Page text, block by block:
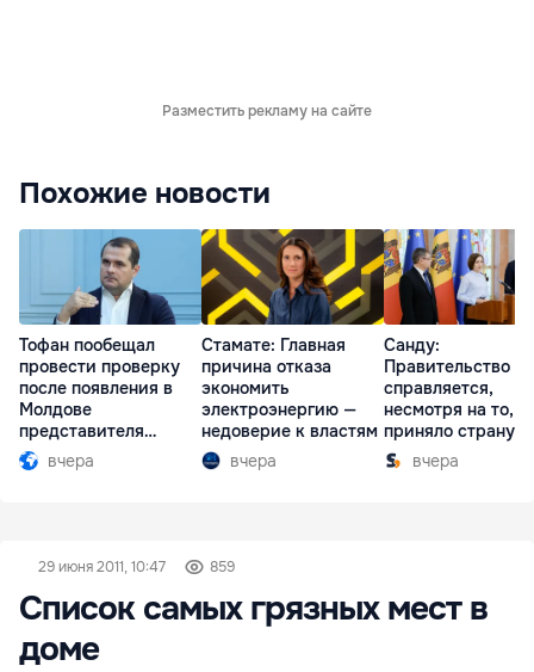
Разместить рекламу на сайте
Похожие новости
Тофан пообещал
провести проверку
после появления в
Молдове
представителя
Южной Осетии
вчера
Стамате: Главная
причина отказа
экономить
электроэнергию —
недоверие к властям
вчера
Санду:
Правительство
справляется,
несмотря на то,
приняло страну в
разгар кризиса
вчера
29 июня 2011, 10:47 859
Список самых грязных мест в
доме